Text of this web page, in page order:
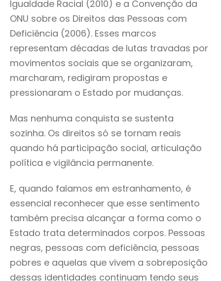
Igualdade Racial (2010) e a Convenção da
ONU sobre os Direitos das Pessoas com
Deficiência (2006). Esses marcos
representam décadas de lutas travadas por
movimentos sociais que se organizaram,
marcharam, redigiram propostas e
pressionaram o Estado por mudanças.
Mas nenhuma conquista se sustenta
sozinha. Os direitos só se tornam reais
quando há participação social, articulação
política e vigilância permanente.
E, quando falamos em estranhamento, é
essencial reconhecer que esse sentimento
também precisa alcançar a forma como o
Estado trata determinados corpos. Pessoas
negras, pessoas com deficiência, pessoas
pobres e aquelas que vivem a sobreposição
dessas identidades continuam tendo seus